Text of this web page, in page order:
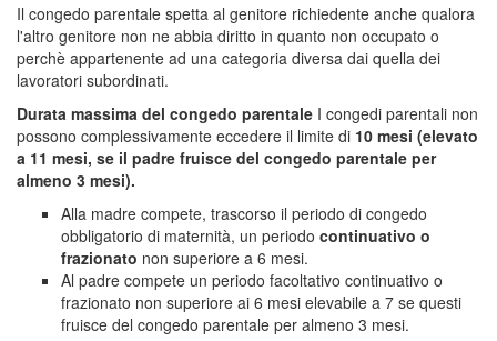
Il congedo parentale spetta al genitore richiedente anche qualora
l'altro genitore non ne abbia diritto in quanto non occupato o
perchè appartenente ad una categoria diversa dai quella dei
lavoratori subordinati.
Durata massima del congedo parentale I congedi parentali non
possono complessivamente eccedere il limite di 10 mesi (elevato
a 11 mesi, se il padre fruisce del congedo parentale per
almeno 3 mesi).
Alla madre compete, trascorso il periodo di congedo
obbligatorio di maternità, un periodo continuativo o
frazionato non superiore a 6 mesi.
Al padre compete un periodo facoltativo continuativo o
frazionato non superiore ai 6 mesi elevabile a 7 se questi
fruisce del congedo parentale per almeno 3 mesi.